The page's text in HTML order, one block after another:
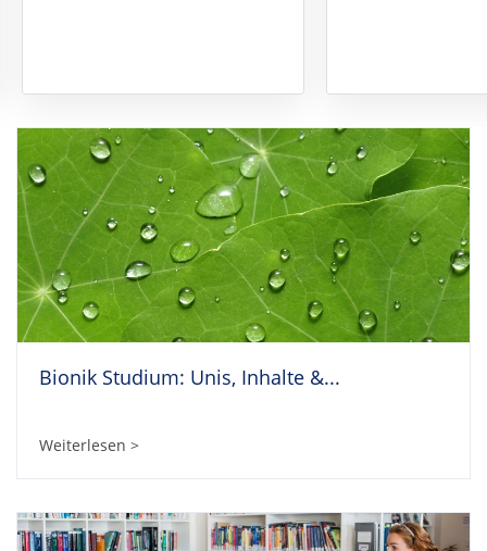
Bionik Studium: Unis, Inhalte &...
Weiterlesen >